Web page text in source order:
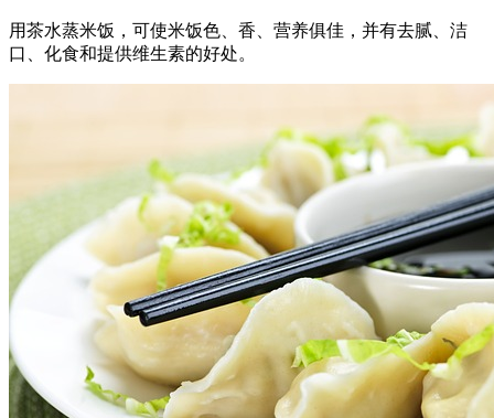
用茶水蒸米饭，可使米饭色、香、营养俱佳，并有去腻、洁
口、化食和提供维生素的好处。